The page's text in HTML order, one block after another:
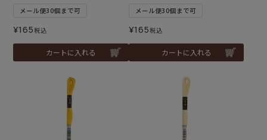
メール便30個まで可
¥165税込
カートに入れる
メール便30個まで可
¥165税込
カートに入れる